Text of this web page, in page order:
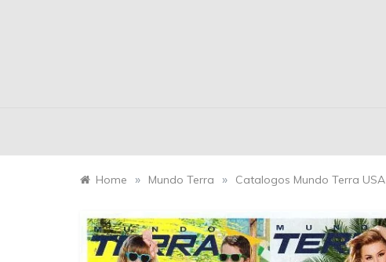
Home » Mundo Terra » Catalogos Mundo Terra USA